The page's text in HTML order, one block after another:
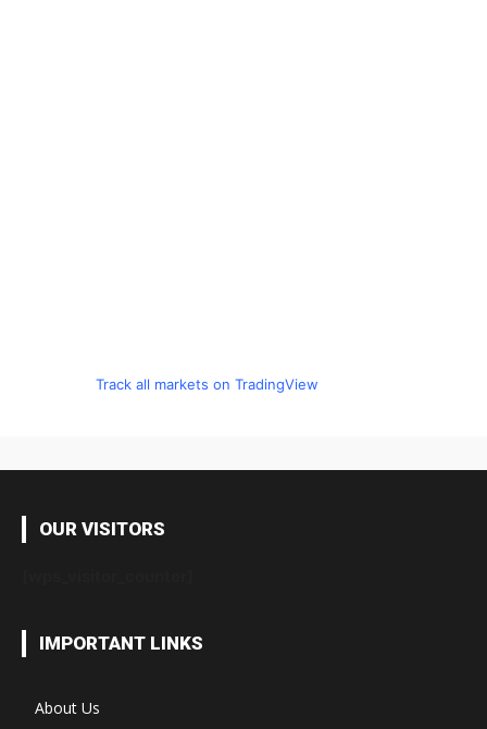
Track all markets on TradingView
OUR VISITORS
IMPORTANT LINKS
About Us